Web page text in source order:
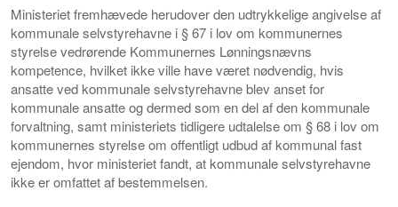
Ministeriet fremhævede herudover den udtrykkelige angivelse af
kommunale selvstyrehavne i § 67 i lov om kommunernes
styrelse vedrørende Kommunernes Lønningsnævns
kompetence, hvilket ikke ville have været nødvendig, hvis
ansatte ved kommunale selvstyrehavne blev anset for
kommunale ansatte og dermed som en del af den kommunale
forvaltning, samt ministeriets tidligere udtalelse om § 68 i lov om
kommunernes styrelse om offentligt udbud af kommunal fast
ejendom, hvor ministeriet fandt, at kommunale selvstyrehavne
ikke er omfattet af bestemmelsen.